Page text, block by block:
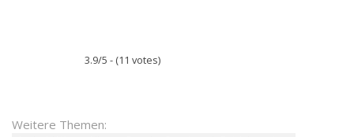
3.9/5 - (11 votes)
Weitere Themen: